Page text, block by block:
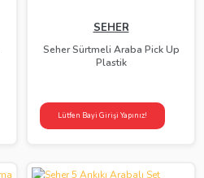
SEHER
Seher Sürtmeli Araba Pick Up
Plastik
Lütfen Bayi Girişi Yapınız!